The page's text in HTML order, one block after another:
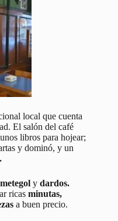
local que cuenta
El salón del café
libros para hojear;
y dominó, y un
y dardos.
ricas minutas,
a buen precio.